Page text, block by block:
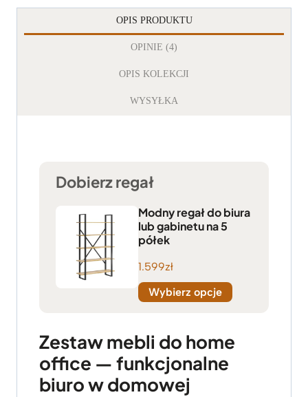
OPIS PRODUKTU
OPINIE (4)
OPIS KOLEKCJI
WYSYŁKA
Dobierz regał
Modny regał do biura
lub gabinetu na 5
półek
1.599zł
Wybierz opcje
Zestaw mebli do home
office — funkcjonalne
biuro w domowej